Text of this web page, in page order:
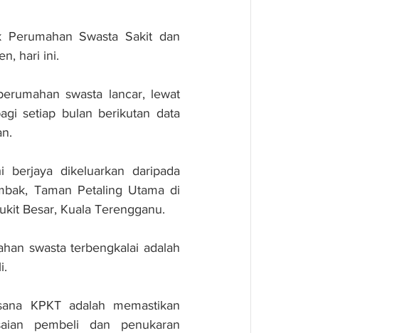
Swasta Sakit dan
hari ini.
swasta lancar, lewat
setiap bulan berikutan data
dikeluarkan daripada
Taman Petaling Utama di
Besar, Kuala Terengganu.
swasta terbengkalai adalah
KPKT adalah memastikan
pembeli dan penukaran